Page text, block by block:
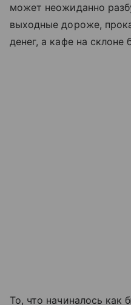
может неожиданно
выходные дороже,
денег, а кафе на склоне
То, что начиналось как